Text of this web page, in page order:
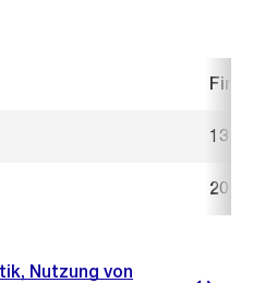
13.
20.
Nutzung von